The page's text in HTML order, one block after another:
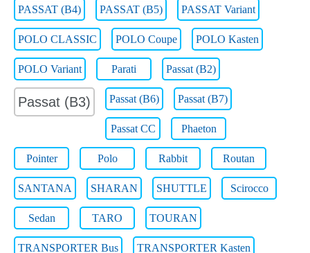
PASSAT (B4) PASSAT (B5) PASSAT Variant
POLO CLASSIC POLO Coupe POLO Kasten
POLO Variant Parati Passat (B2)
Passat (B3) Passat (B6) Passat (B7)
Passat CC Phaeton
Pointer Polo Rabbit Routan
SANTANA SHARAN SHUTTLE Scirocco
Sedan TARO TOURAN
TRANSPORTER Bus TRANSPORTER Kasten